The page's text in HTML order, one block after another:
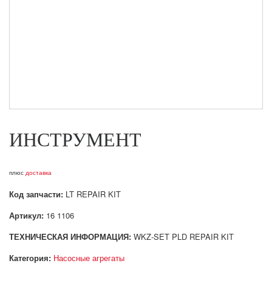
ИНСТРУМЕНТ
плюс доставка
Код запчасти: LT REPAIR KIT
Артикул: 16 1106
ТЕХНИЧЕСКАЯ ИНФОРМАЦИЯ: WKZ-SET PLD REPAIR KIT
Категория: Насосные агрегаты